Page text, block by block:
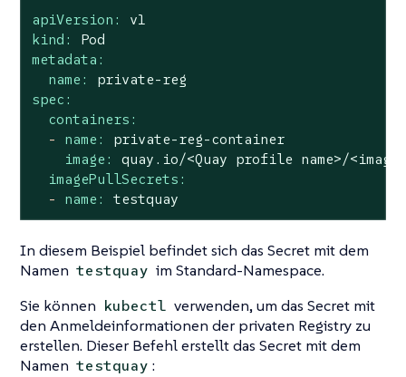
apiVersion:
v1
kind:
Pod
metadata:
name:
private-reg
spec:
containers:
-
name:
private-reg-container
image:
quay.io/<Quay profile name>/<image
imagePullSecrets:
-
name: testquay
In diesem Beispiel befindet sich das Secret mit dem
Namen testquay im Standard-Namespace.
Sie können kubectl verwenden, um das Secret mit
den Anmeldeinformationen der privaten Registry zu
erstellen. Dieser Befehl erstellt das Secret mit dem
Namen testquay :